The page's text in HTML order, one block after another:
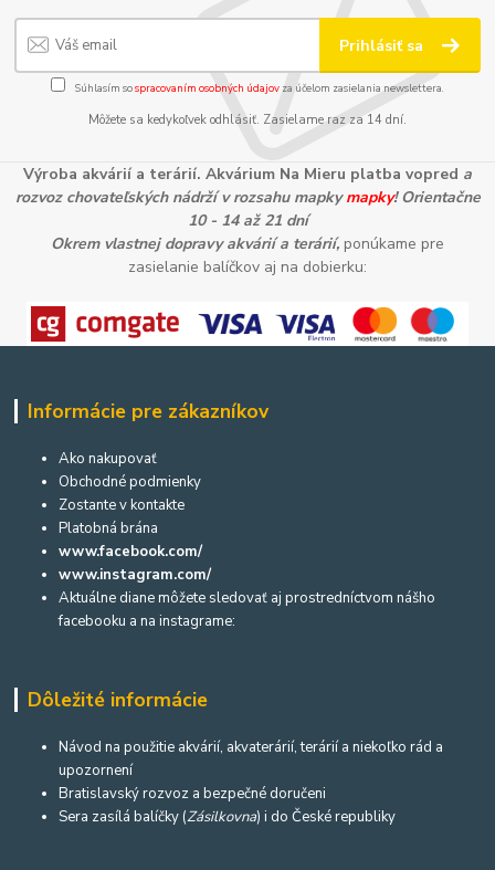
Prihlásiť sa
Súhlasím sospracovaním osobných údajov za účelom zasielania newslettera.
Môžete sa kedykoľvek odhlásiť. Zasielame raz za 14 dní.
Výroba akvárií a terárií. Akvárium Na Mieru platba vopred a
rozvoz chovateľských nádrží v rozsahu mapkymapky! Orientačne
10 - 14 až 21 dní
Okrem vlastnej dopravy akvárií a terárií, ponúkame pre
zasielanie balíčkov aj na dobierku:
Informácie pre zákazníkov
Ako nakupovať
Obchodné podmienky
Zostante v kontakte
Platobná brána
www.facebook.com/
www.instagram.com/
Aktuálne diane môžete sledovať aj prostredníctvom nášho
facebooku a na instagrame:
Dôležité informácie
Návod na použitie akvárií, akvaterárií, terárií a niekoľko rád a
upozornení
Bratislavský rozvoz a bezpečné doručeni
Sera zasílá balíčky (Zásilkovna) i do České republiky